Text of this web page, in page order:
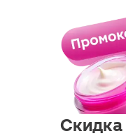
Скидка